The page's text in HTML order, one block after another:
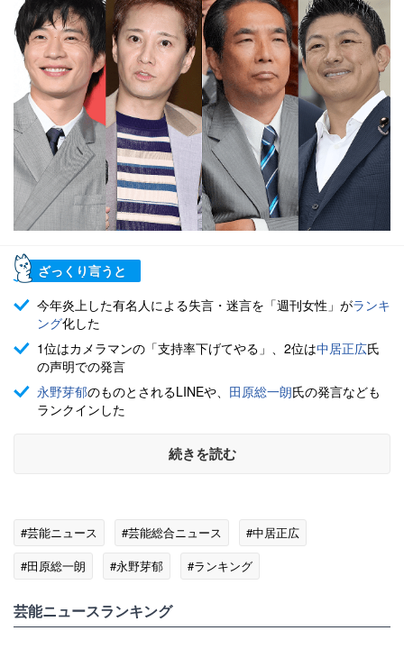
ざっくり言うと
今年炎上した有名人による失言・迷言を「週刊女性」がランキ
ング化した
1位はカメラマンの「支持率下げてやる」、2位は中居正広氏
の声明での発言
永野芽郁のものとされるLINEや、 田原総一朗氏の発言なども
ランクインした
続きを読む
#芸能ニュース #芸能総合ニュース
#中居正広
#田原総一朗
#永野芽郁
#ランキング
芸能ニュースランキング